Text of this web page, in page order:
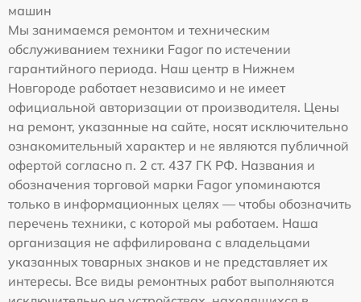
машин
Мы занимаемся ремонтом и техническим
обслуживанием техники Fagor по истечении
гарантийного периода. Наш центр в Нижнем
Новгороде работает независимо и не имеет
официальной авторизации от производителя. Цены
на ремонт, указанные на сайте, носят исключительно
ознакомительный характер и не являются публичной
офертой согласно п. 2 ст. 437 ГК РФ. Названия и
обозначения торговой марки Fagor упоминаются
только в информационных целях — чтобы обозначить
перечень техники, с которой мы работаем. Наша
организация не аффилирована с владельцами
указанных товарных знаков и не представляет их
интересы. Все виды ремонтных работ выполняются